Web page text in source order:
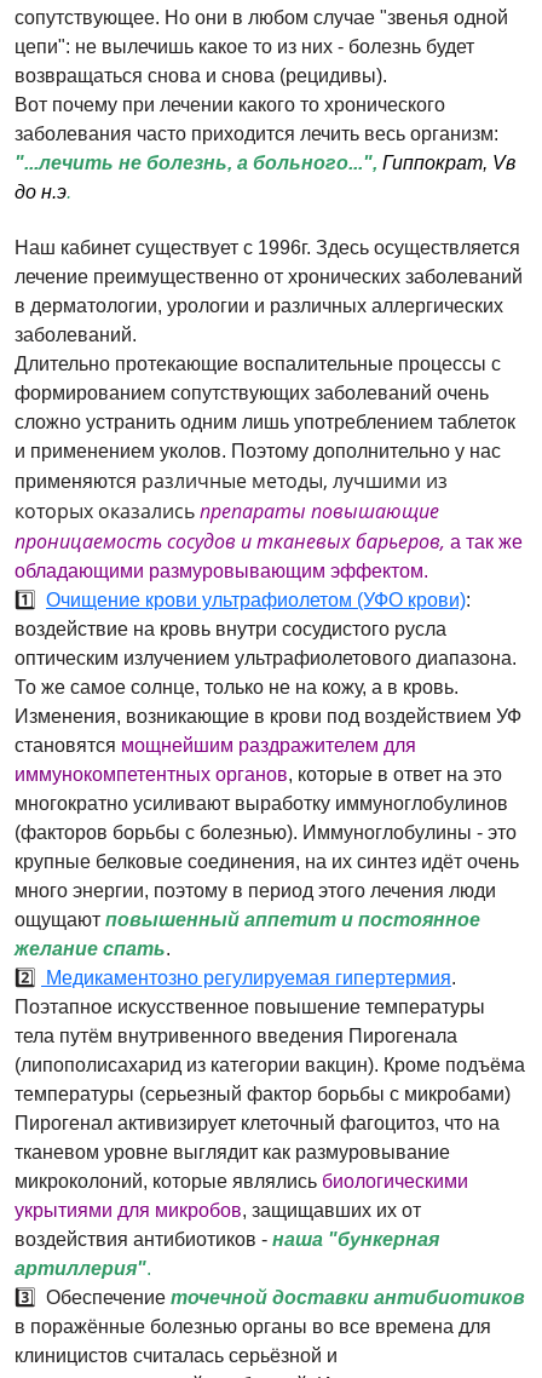
сопутствующее. Но они в любом случае "звенья одной
цепи": не вылечишь какое то из них - болезнь будет
возвращаться снова и снова (рецидивы).
Вот почему при лечении какого то хронического
заболевания часто приходится лечить весь организм:
"...лечить не болезнь, а больного...", Гиппократ, Vв
до н.э.
Наш кабинет существует с 1996г. Здесь осуществляется
лечение преимущественно от хронических заболеваний
в дерматологии, урологии и различных аллергических
заболеваний.
Длительно протекающие воспалительные процессы с
формированием сопутствующих заболеваний очень
сложно устранить одним лишь употреблением таблеток
и применением уколов. Поэтому дополнительно у нас
применяются различные методы, лучшими из
которых оказалисьпрепараты повышающие
проницаемость сосудов и тканевых барьеров, а так же
обладающими размуровывающим эффектом.
1️⃣ Очищение крови ультрафиолетом (УФО крови):
воздействие на кровь внутри сосудистого русла
оптическим излучением ультрафиолетового диапазона.
То же самое солнце, только не на кожу, а в кровь.
Изменения, возникающие в крови под воздействием УФ
становятся мощнейшим раздражителем для
иммунокомпетентных органов, которые в ответ на это
многократно усиливают выработку иммуноглобулинов
(факторов борьбы с болезнью). Иммуноглобулины - это
крупные белковые соединения, на их синтез идёт очень
много энергии, поэтому в период этого лечения люди
ощущают повышенный аппетит и постоянное
желание спать.
2️⃣
Медикаментозно регулируемая гипертермия.
Поэтапное искусственное повышение температуры
тела путём внутривенного введения Пирогенала
(липополисахарид из категории вакцин). Кроме подъёма
температуры (серьезный фактор борьбы с микробами)
Пирогенал активизирует клеточный фагоцитоз, что на
тканевом уровне выглядит как размуровывание
микроколоний, которые являлись биологическими
укрытиями для микробов, защищавших их от
воздействия антибиотиков - наша "бункерная
артиллерия".
3️⃣ Обеспечение точечной доставки антибиотиков
в поражённые болезнью органы во все времена для
клиницистов считалась серьёзной и